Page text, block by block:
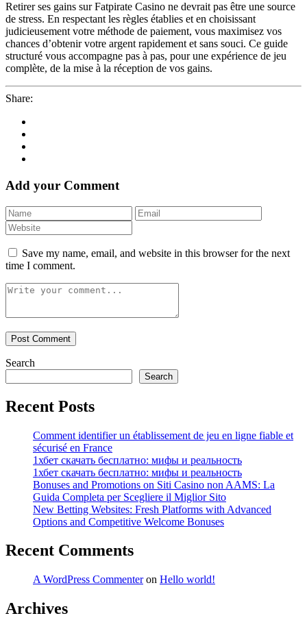
Retirer ses gains sur Fatpirate Casino ne devrait pas être une source
de stress. En respectant les règles établies et en choisissant
judicieusement votre méthode de paiement, vous maximisez vos
chances d’obtenir votre argent rapidement et sans souci. Ce guide
structuré vous accompagne pas à pas, pour une expérience de jeu
complète, de la mise à la réception de vos gains.
Share:
Add your Comment
Save my name, email, and website in this browser for the next
time I comment.
Search
Search
Recent Posts
Comment identifier un établissement de jeu en ligne fiable et
sécurisé en France
1хбет скачать бесплатно: мифы и реальность
1хбет скачать бесплатно: мифы и реальность
Bonuses and Promotions on Siti Casino non AAMS: La
Guida Completa per Scegliere il Miglior Sito
New Betting Websites: Fresh Platforms with Advanced
Options and Competitive Welcome Bonuses
Recent Comments
A WordPress Commenteron Hello world!
Archives